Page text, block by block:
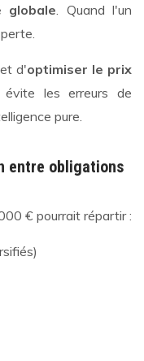
globale . Quand l'un
d'optimiser le prix
évite les erreurs de
pure.
entre obligations
€ pourrait répartir :